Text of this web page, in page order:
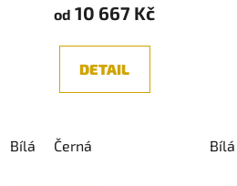
je
od 10 667 Kč
DETAIL
Bílá Černá Bílá